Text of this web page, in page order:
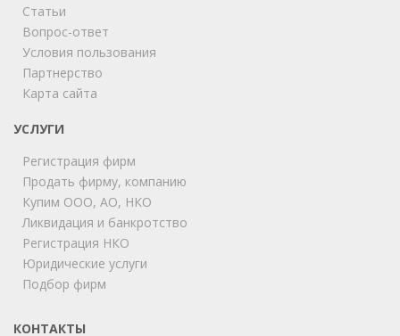
Статьи
Вопрос-ответ
Условия пользования
Партнерство
Карта сайта
УСЛУГИ
Регистрация фирм
Продать фирму, компанию
Купим ООО, АО, НКО
Ликвидация и банкротство
Регистрация НКО
Юридические услуги
Подбор фирм
КОНТАКТЫ
ChatApp
online
Мы на связи!
Позвоните нам или свяжитесь с нами через любой
удобный мессенджер!
Telegram
Телефон